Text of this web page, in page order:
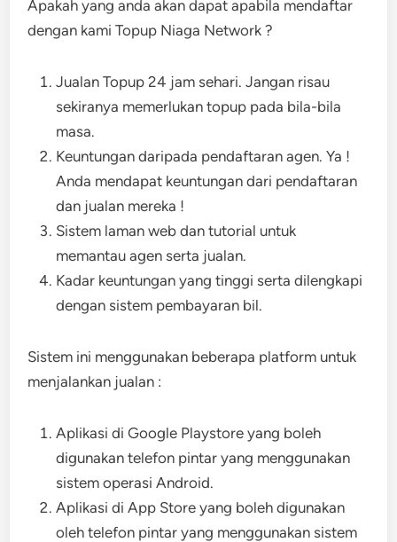
Apakah yang anda akan dapat apabila mendaftar
dengan kami Topup Niaga Network ?
Jualan Topup 24 jam sehari. Jangan risau
sekiranya memerlukan topup pada bila-bila
masa.
Keuntungan daripada pendaftaran agen. Ya !
Anda mendapat keuntungan dari pendaftaran
dan jualan mereka !
Sistem laman web dan tutorial untuk
memantau agen serta jualan.
Kadar keuntungan yang tinggi serta dilengkapi
dengan sistem pembayaran bil.
Sistem ini menggunakan beberapa platform untuk
menjalankan jualan :
Aplikasi di Google Playstore yang boleh
digunakan telefon pintar yang menggunakan
sistem operasi Android.
Aplikasi di App Store yang boleh digunakan
oleh telefon pintar yang menggunakan sistem